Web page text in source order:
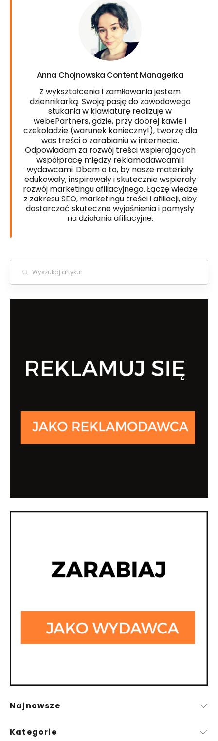
Najnowsze
Kategorie
Anna Chojnowska Content Managerka
Z wykształcenia i zamiłowania jestem
dziennikarką. Swoją pasję do zawodowego
stukania w klawiaturę realizuję w
webePartners, gdzie, przy dobrej kawie i
czekoladzie (warunek konieczny!), tworzę dla
was treści o zarabianiu w internecie.
Odpowiadam za rozwój treści wspierających
współpracę między reklamodawcami i
wydawcami. Dbam o to, by nasze materiały
edukowały, inspirowały i skutecznie wspierały
rozwój marketingu afiliacyjnego. Łączę wiedzę
z zakresu SEO, marketingu treści i afiliacji, aby
dostarczać skuteczne wyjaśnienia i pomysły
na działania afiliacyjne.